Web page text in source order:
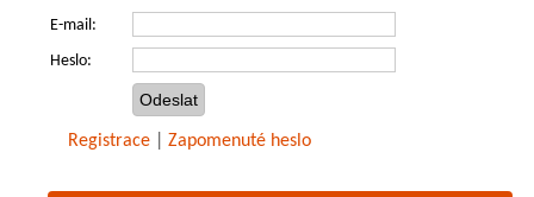
E-mail:
Heslo:
Registrace Zapomenuté heslo